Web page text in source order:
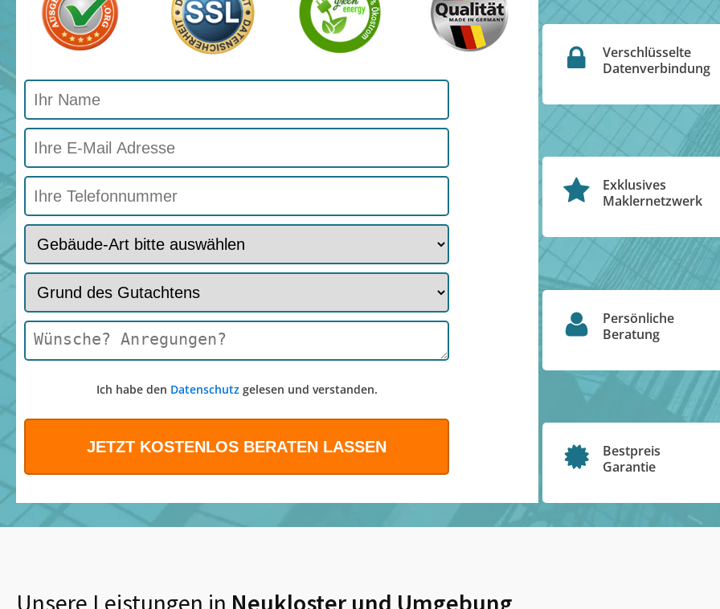
Ich habe den Datenschutzgelesen und verstanden.
Verschlüsselte
Datenverbindung
Exklusives
Maklernetzwerk
Persönliche
Beratung
Bestpreis
Garantie
Unsere Leistungen in Neukloster und Umgebung